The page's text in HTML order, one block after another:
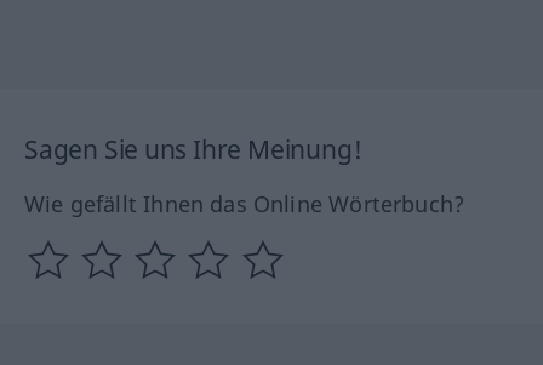
Sagen Sie uns Ihre Meinung!
Wie gefällt Ihnen das Online Wörterbuch?